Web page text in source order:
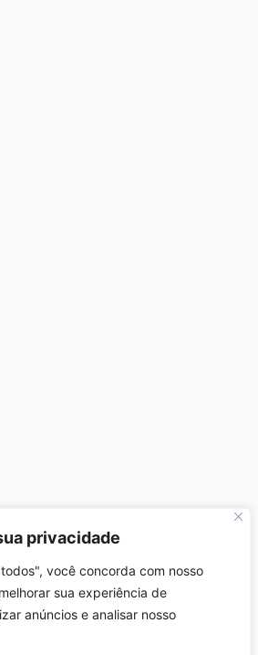
privacidade
você concorda com nosso
sua experiência de
anúncios e analisar nosso